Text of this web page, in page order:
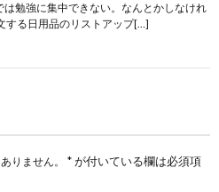
は勉強に集中できない。なんとかしなけれ
する日用品のリストアップ[…]
りません。 *が付いている欄は必須項